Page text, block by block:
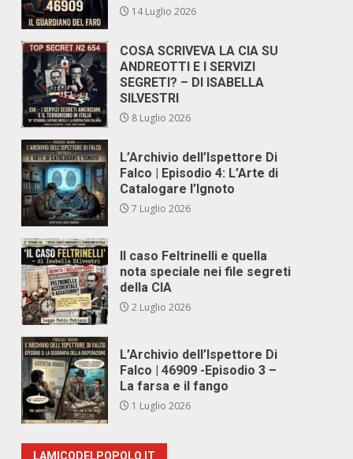
14 Luglio 2026
COSA SCRIVEVA LA CIA SU
ANDREOTTI E I SERVIZI
SEGRETI? – DI ISABELLA
SILVESTRI
8 Luglio 2026
L’Archivio dell’Ispettore Di
Falco | Episodio 4: L’Arte di
Catalogare l’Ignoto
7 Luglio 2026
Il caso Feltrinelli e quella
nota speciale nei file segreti
della CIA
2 Luglio 2026
L’Archivio dell’Ispettore Di
Falco | 46909 -Episodio 3 –
La farsa e il fango
1 Luglio 2026
LAMICODELPOPOLO.IT